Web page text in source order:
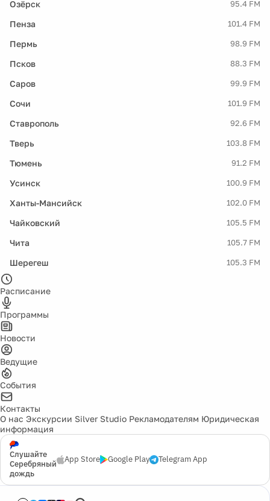
Озёрск 95.4 FM
Пенза 101.4 FM
Пермь 98.9 FM
Псков 88.3 FM
Саров 99.9 FM
Сочи 101.9 FM
Ставрополь 92.6 FM
Тверь 103.8 FM
Тюмень 91.2 FM
Усинск 100.9 FM
Ханты-Мансийск 102.0 FM
Чайковский 105.5 FM
Чита 105.7 FM
Шерегеш 105.3 FM
Расписание
Программы
Новости
Ведущие
События
Контакты
О нас Экскурсии Silver Studio Рекламодателям Юридическая
информация
Слушайте
Серебряный
дождь
App Store Google Play Telegram App